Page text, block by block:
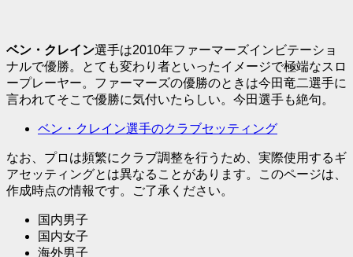
ベン・クレイン選手は2010年ファーマーズインビテーショ
ナルで優勝。とても変わり者といったイメージで極端なスロ
ープレーヤー。ファーマーズの優勝のときは今田竜二選手に
言われてそこで優勝に気付いたらしい。今田選手も絶句。
ベン・クレイン選手のクラブセッティング
なお、プロは頻繁にクラブ調整を行うため、実際使用するギ
アセッティングとは異なることがあります。このページは、
作成時点の情報です。ご了承ください。
国内男子
国内女子
海外男子